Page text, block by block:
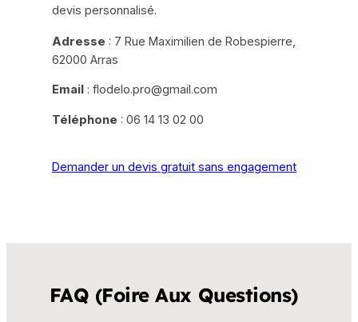
devis personnalisé.
Adresse : 7 Rue Maximilien de Robespierre,
62000 Arras
Email :flodelo.pro@gmail.com
Téléphone : 06 14 13 02 00
Demander un devis gratuit sans engagement
FAQ (Foire Aux Questions)